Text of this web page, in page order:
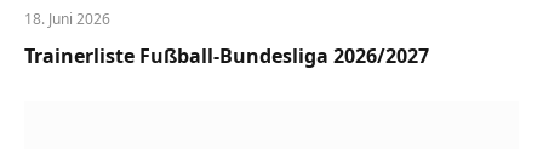
18. Juni 2026
Trainerliste Fußball-Bundesliga 2026/2027